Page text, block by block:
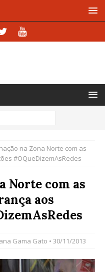
na Zona Norte com as
#OQueDizemAsRedes
Norte com as
aos
Gama Gato • 30/11/2013